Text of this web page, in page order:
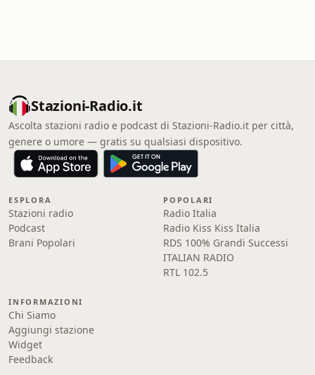
Stazioni-Radio.it
Ascolta stazioni radio e podcast di Stazioni-Radio.it per città,
genere o umore — gratis su qualsiasi dispositivo.
ESPLORA
Stazioni radio
Podcast
Brani Popolari
POPOLARI
Radio Italia
Radio Kiss Kiss Italia
RDS 100% Grandi Successi
ITALIAN RADIO
RTL 102.5
INFORMAZIONI
Chi Siamo
Aggiungi stazione
Widget
Feedback